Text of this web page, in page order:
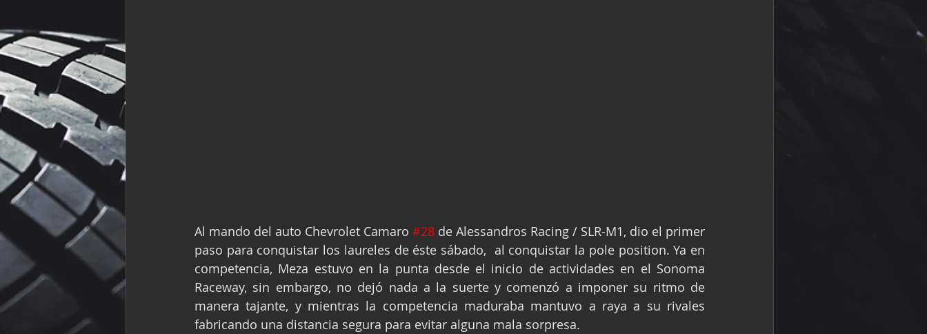
Al mando del auto Chevrolet Camaro #28 de Alessandros Racing / SLR-M1, dio el primer
paso para conquistar los laureles de éste sábado,  al conquistar la pole position. Ya en
competencia, Meza estuvo en la punta desde el inicio de actividades en el Sonoma
Raceway, sin embargo, no dejó nada a la suerte y comenzó a imponer su ritmo de
manera tajante, y mientras la competencia maduraba mantuvo a raya a su rivales
fabricando una distancia segura para evitar alguna mala sorpresa.